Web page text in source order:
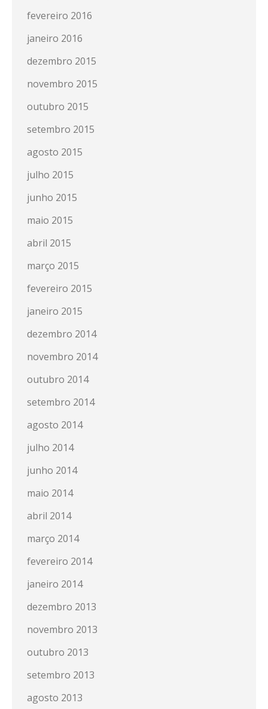
fevereiro 2016
janeiro 2016
dezembro 2015
novembro 2015
outubro 2015
setembro 2015
agosto 2015
julho 2015
junho 2015
maio 2015
abril 2015
março 2015
fevereiro 2015
janeiro 2015
dezembro 2014
novembro 2014
outubro 2014
setembro 2014
agosto 2014
julho 2014
junho 2014
maio 2014
abril 2014
março 2014
fevereiro 2014
janeiro 2014
dezembro 2013
novembro 2013
outubro 2013
setembro 2013
agosto 2013